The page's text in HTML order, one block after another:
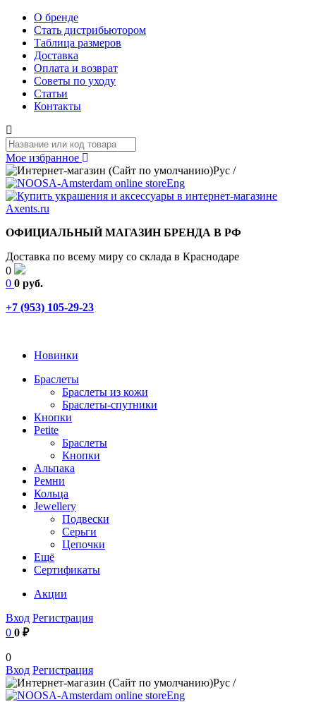
О бренде
Стать дистрибьютором
Таблица размеров
Доставка
Оплата и возврат
Советы по уходу
Статьи
Контакты
Мое избранное
Рус /
Eng
ОФИЦИАЛЬНЫЙ МАГАЗИН БРЕНДА В РФ
Доставка по всему миру со склада в Краснодаре
0
0 0 руб.
+7 (953) 105-29-23
Новинки
Браслеты
Браслеты из кожи
Браслеты-спутники
Кнопки
Petite
Браслеты
Кнопки
Альпака
Ремни
Кольца
Jewellery
Подвески
Серьги
Цепочки
Ещё
Сертификаты
Акции
Вход Регистрация
0 0 ₽
0
Вход Регистрация
Рус /
Eng